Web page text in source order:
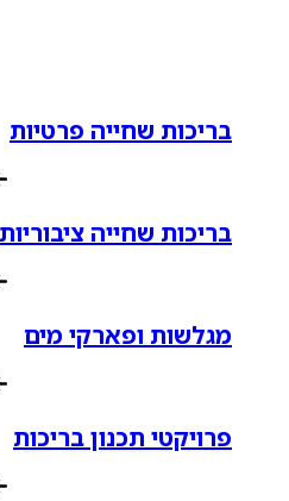
בריכות שחייה פרטיות
בריכות שחייה ציבוריות
מגלשות ופארקי מים
פרויקטי תכנון בריכות